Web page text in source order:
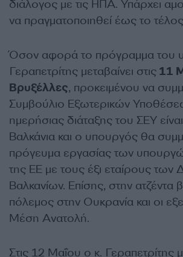
διάλογος με τις ΗΠΑ. Υπάρχει
να πραγματοποιηθεί έως το
Όσον αφορά το πρόγραμμα του
Γεραπετρίτης μεταβαίνει στις 11
Βρυξέλλες, προκειμένου να
Συμβούλιο Εξωτερικών
ημερήσιας διάταξης του ΣΕΥ
Βαλκάνια και ο υπουργός θα
πρόγευμα εργασίας των
της ΕΕ με τους έξι εταίρους των
Βαλκανίων. Επίσης, στην ατζέντα
πόλεμος στην Ουκρανία και οι
Μέση Ανατολή.
Στις 12 Μαΐου ο κ. Γεραπετρίτης